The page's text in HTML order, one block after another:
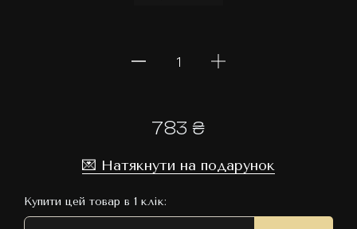
783 ₴
💌 Натякнути на подарунок
Купити цей товар в 1 клік: